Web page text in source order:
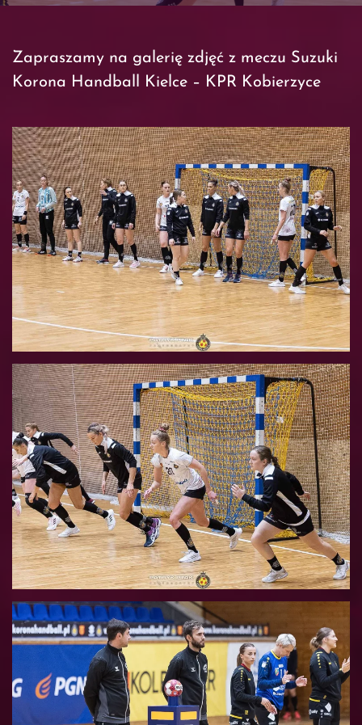
Zapraszamy na galerię zdjęć z meczu Suzuki
Korona Handball Kielce – KPR Kobierzyce